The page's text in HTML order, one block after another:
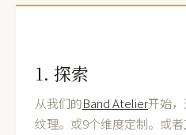
1. 探索
从我们的Band Atelier开始，
纹理。或9个维度定制。或